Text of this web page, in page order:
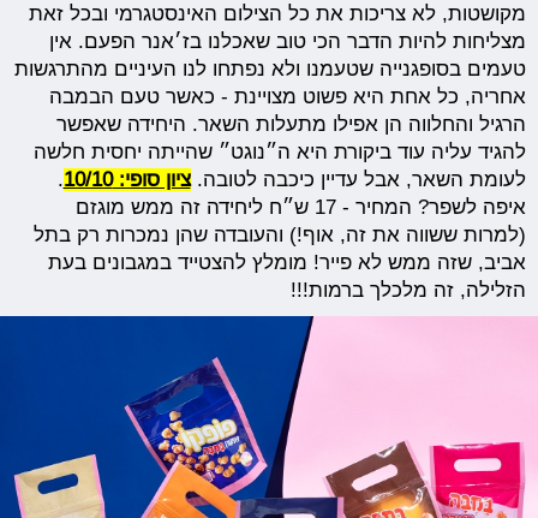
מקושטות, לא צריכות את כל הצילום האינסטגרמי ובכל זאת
מצליחות להיות הדבר הכי טוב שאכלנו בז׳אנר הפעם. אין
טעמים בסופגנייה שטעמנו ולא נפתחו לנו העיניים מהתרגשות
אחריה, כל אחת היא פשוט מצויינת - כאשר טעם הבמבה
הרגיל והחלווה הן אפילו מתעלות השאר. היחידה שאפשר
להגיד עליה עוד ביקורת היא ה״נוגט״ שהייתה יחסית חלשה
לעומת השאר, אבל עדיין כיכבה לטובה.ציון סופי: 10/10
.
איפה לשפר? המחיר - 17 ש״ח ליחידה זה ממש מוגזם
(למרות ששווה את זה, אוף!) והעובדה שהן נמכרות רק בתל
אביב, שזה ממש לא פייר! מומלץ להצטייד במגבונים בעת
הזלילה, זה מלכלך ברמות!!!